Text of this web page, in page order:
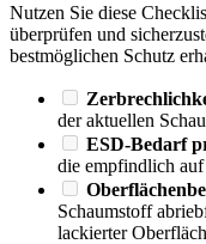
Nutzen Sie diese
überprüfen und
bestmöglichen Schutz
der aktuellen
ESD-Bedarf
die empfindlich auf
Schaumstoff
lackierter